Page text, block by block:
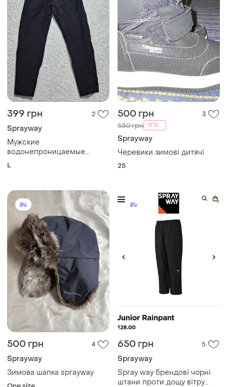
399 грн 2
Sprayway
Мужские
водонепроницаемые
брюки sprayway santiago
L
500 грн 3
530 грн -6%
Sprayway
Черевики зимові дитячі
25
500 грн 4
Sprayway
Зимова шапка sprayway
650 грн 5
Sprayway
Spray way брендові чорні
штани проти дощу вітру